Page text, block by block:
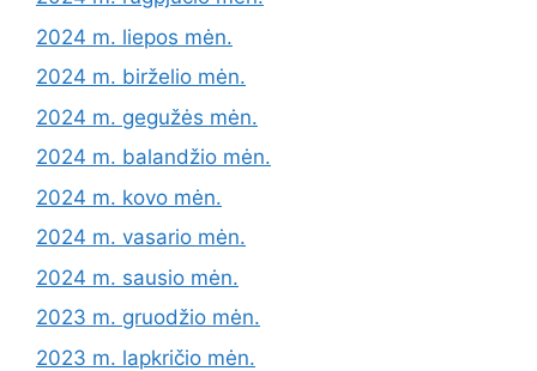
2024 m. liepos mėn.
2024 m. birželio mėn.
2024 m. gegužės mėn.
2024 m. balandžio mėn.
2024 m. kovo mėn.
2024 m. vasario mėn.
2024 m. sausio mėn.
2023 m. gruodžio mėn.
2023 m. lapkričio mėn.